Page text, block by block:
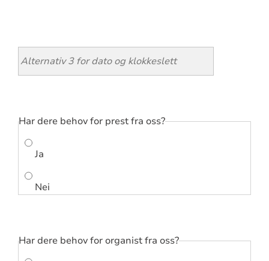
Har dere behov for prest fra oss?
Ja
Nei
Har dere behov for organist fra oss?